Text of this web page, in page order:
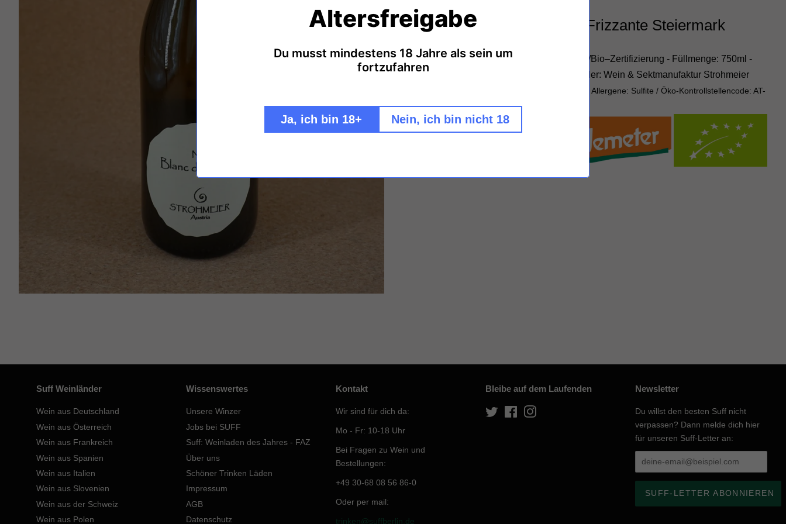
Strohmeier Blanc d'Orange Frizzante Steiermark
Geschmack: trocken - Zertifizierung: EU–Öko/Bio–Zertifizierung - Füllmenge: 750ml -
Alkoholgehalt 12,5% Vol. - Hersteller: Hersteller: Wein & Sektmanufaktur Strohmeier
Allergene: Sulfite / Öko-Kontrollstellencode: AT-
BIO-402/EU-Landwirtschaft
Suff Weinländer
Wein aus Deutschland
Wein aus Österreich
Wein aus Frankreich
Wein aus Spanien
Wein aus Italien
Wein aus Slovenien
Wein aus der Schweiz
Wein aus Polen
Wissenswertes
Unsere Winzer
Jobs bei SUFF
Suff: Weinladen des Jahres - FAZ
Über uns
Schöner Trinken Läden
Impressum
AGB
Datenschutz
Kontakt
Wir sind für dich da:
Mo - Fr: 10-18 Uhr
Bei Fragen zu Wein und
Bestellungen:
+49 30-68 08 56 86-0
Oder per mail:
trinken@suffberlin.de
Bleibe auf dem Laufenden
Twitter Facebook
Newsletter
Du willst den besten Suff nicht
verpassen? Dann melde dich hier
für unseren Suff-Letter an:
Altersfreigabe
Du musst mindestens 18 Jahre als sein um
fortzufahren
Ja, ich bin 18+ Nein, ich bin nicht 18